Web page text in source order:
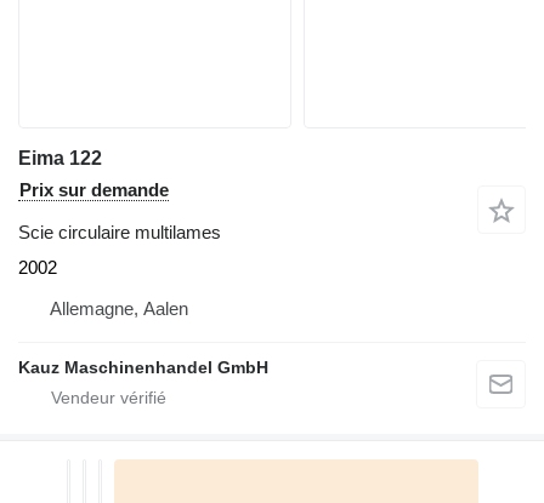
Eima 122
Prix sur demande
Scie circulaire multilames
2002
Allemagne, Aalen
Kauz Maschinenhandel GmbH